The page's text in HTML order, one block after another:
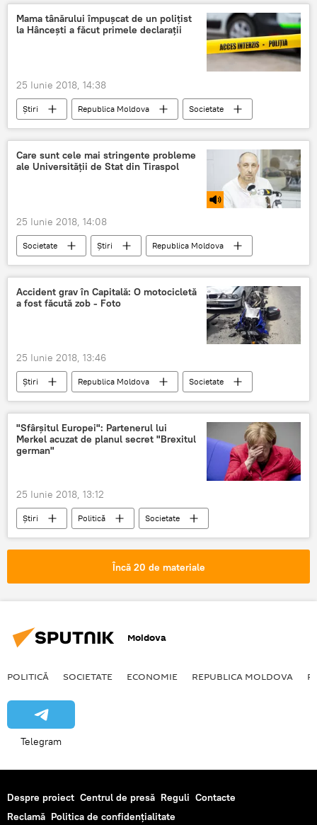
campanie
ie
Mama tânărului împușcat de un polițist
la Hâncești a făcut primele declarații
25 Iunie 2018, 14:38
Știri Republica Moldova
Societate
politist
piscina
Care sunt cele mai stringente probleme
ale Universității de Stat din Tiraspol
25 Iunie 2018, 14:08
Societate Știri
Republica Moldova
Podcasturi
Sergiu Corlat
universitate
tineri
studii
studenti
educatie
Accident grav în Capitală: O motocicletă
a fost făcută zob - Foto
25 Iunie 2018, 13:46
Știri Republica Moldova
Societate
accident
motocicleta
Capitală
zob
"Sfârşitul Europei": Partenerul lui
Merkel acuzat de planul secret "Brexitul
german"
25 Iunie 2018, 13:12
Știri Politică
Societate
În lume
Germania
Angela Merkel
Partener
Cancelarul Germaniei
Încă 20 de materiale
Moldova
POLITICĂ SOCIETATE ECONOMIE REPUBLICA MOLDOVA
Telegram
Despre proiect Centrul de presă Reguli Contacte
Reclamă Politica de confidențialitate